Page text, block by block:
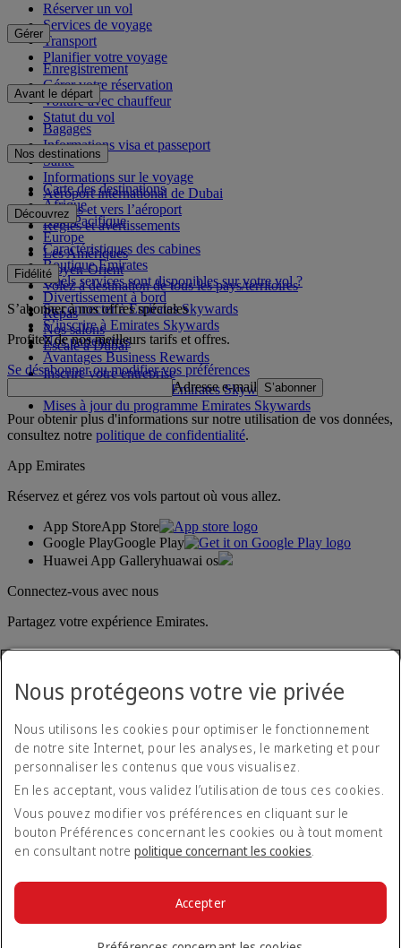
Réserver un vol
Services de voyage
Transport
Planifier votre voyage
Gérer
Enregistrement
Gérer votre réservation
Voiture avec chauffeur
Statut du vol
Avant le départ
Bagages
Informations visa et passeport
Santé
Informations sur le voyage
Aéroport international de Dubai
Depuis et vers l’aéroport
Règles et avertissements
Nos destinations
Carte des destinations
Afrique
Asie-Pacifique
Europe
Les Amériques
Moyen-Orient
Volez à destination de tous les pays/territoires
Découvrez
Caractéristiques des cabines
Boutique Emirates
Quels services sont disponibles sur votre vol ?
Divertissement à bord
Repas
Nos salons
Escale à Dubai
Fidélité
Se connecter à Emirates Skywards
S’inscrire à Emirates Skywards
Nos partenaires
Avantages Business Rewards
Inscrire votre entreprise
Règles du programme Emirates Skywards
Mises à jour du programme Emirates Skywards
S’abonner à nos offres spéciales
Profitez de nos meilleurs tarifs et offres.
Se désabonner ou modifier vos préférences
Adresse e-mail S’abonner
Pour obtenir plus d'informations sur notre utilisation de vos données,
consultez notre politique de confidentialité.
App Emirates
Réservez et gérez vos vols partout où vous allez.
App StoreApp Store
Google PlayGoogle Play
Huawei App Galleryhuawai os
Connectez-vous avec nous
Partagez votre expérience Emirates.
Déclaration d'accessibilité
Nous contacter
Politique de confidentialité
Conditions générales
Politique en matière de cookies
Cyber-sécurité
© 2026 The Emirates Group. Tous droits réservés.
Nous protégeons votre vie privée
Nous utilisons les cookies pour optimiser le fonctionnement
de notre site Internet, pour les analyses, le marketing et pour
personnaliser les contenus que vous visualisez.
En les acceptant, vous validez l’utilisation de tous ces cookies.
Vous pouvez modifier vos préférences en cliquant sur le
bouton Préférences concernant les cookies ou à tout moment
en consultant notrepolitique concernant les cookies.
Accepter